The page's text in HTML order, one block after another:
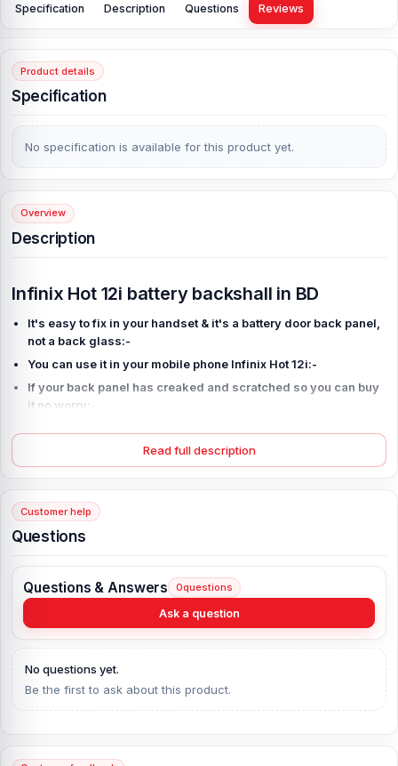
Specification Description Questions Reviews
Product details
Specification
No specification is available for this product yet.
Overview
Description
Infinix Hot 12i battery backshall in BD
It's easy to fix in your handset & it's a battery door back panel,
not a back glass:-
You can use it in your mobile phone Infinix Hot 12i:-
If your back panel has creaked and scratched so you can buy
it no worry:-
received you want replace this product we can replace easily
if any manufacturing defect in our product.:-
ordering the right product because it's not god for you and us.
Color
Read full description
Customer help
Questions
Questions & Answers 0questions
Ask a question
No questions yet.
Be the first to ask about this product.